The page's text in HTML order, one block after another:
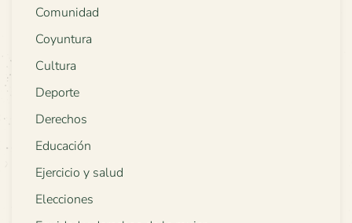
Comunidad
Coyuntura
Cultura
Deporte
Derechos
Educación
Ejercicio y salud
Elecciones